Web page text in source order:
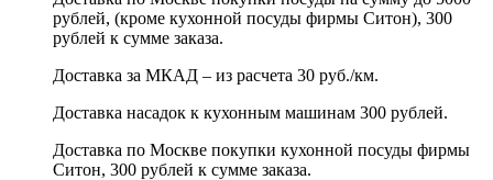
рублей, (кроме кухонной посуды фирмы Ситон), 300
рублей к сумме заказа.
Доставка за МКАД – из расчета 30 руб./км.
Доставка насадок к кухонным машинам 300 рублей.
Доставка по Москве покупки кухонной посуды фирмы
Ситон, 300 рублей к сумме заказа.